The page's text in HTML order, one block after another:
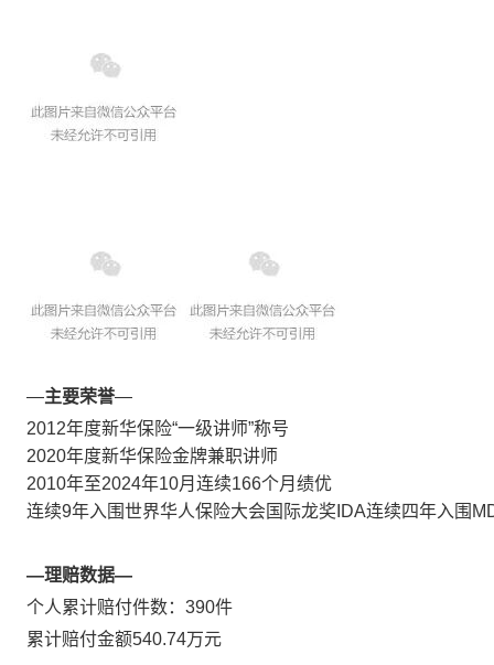
—主要荣誉—
2012年度新华保险“一级讲师”称号
2020年度新华保险金牌兼职讲师
2010年至2024年10月连续166个月绩优
连续9年入围世界华人保险大会国际龙奖IDA连续四年入围
—理赔数据—
个人累计赔付件数：390件
累计赔付金额540.74万元